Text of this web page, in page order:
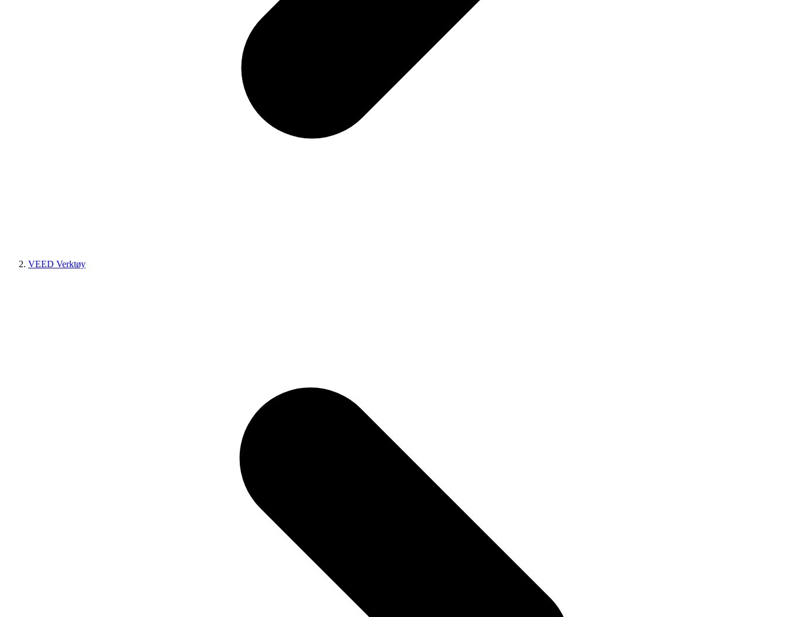
VEED Verktøy